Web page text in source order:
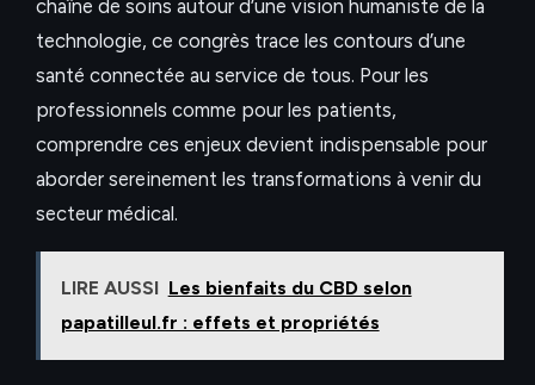
chaîne de soins autour d’une vision humaniste de la
technologie, ce congrès trace les contours d’une
santé connectée au service de tous. Pour les
professionnels comme pour les patients,
comprendre ces enjeux devient indispensable pour
aborder sereinement les transformations à venir du
secteur médical.
LIRE AUSSI Les bienfaits du CBD selon
papatilleul.fr : effets et propriétés